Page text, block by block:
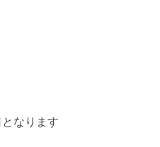
なります